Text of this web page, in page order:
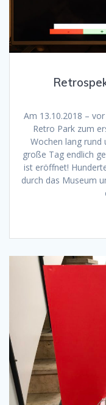
Am 13.10.2018 –
Retro Park zum
Wochen lang rund
große Tag endlich
ist eröffnet!
durch das Museum